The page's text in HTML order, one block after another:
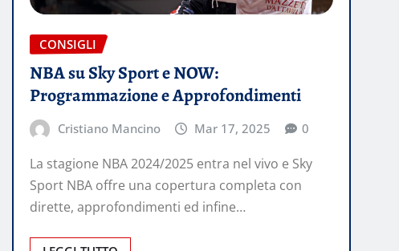
CONSIGLI
NBA su Sky Sport e NOW:
Programmazione e Approfondimenti
Cristiano Mancino Mar 17, 2025 0
La stagione NBA 2024/2025 entra nel vivo e Sky
Sport NBA offre una copertura completa con
dirette, approfondimenti ed infine…